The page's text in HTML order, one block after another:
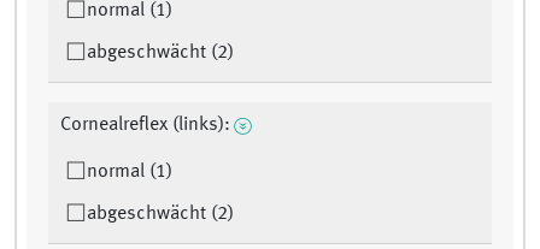
normal (1)
abgeschwächt (2)
Cornealreflex (links):
normal (1)
abgeschwächt (2)